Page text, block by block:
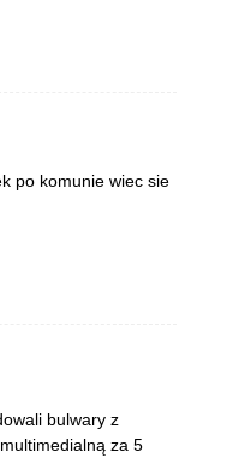
po komunie wiec sie
bulwary z
za 5